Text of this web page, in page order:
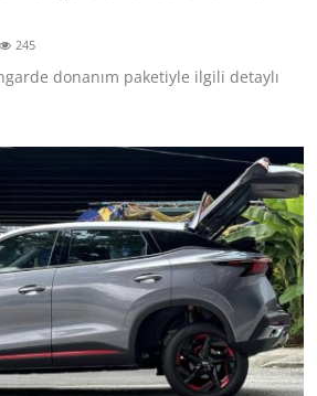
245
donanım paketiyle ilgili detaylı